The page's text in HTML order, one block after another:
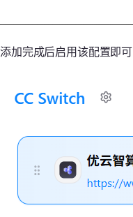
添加完成后启用该配置即可